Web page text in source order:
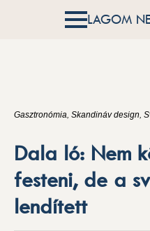
LAGOM
Gasztronómia Skandináv design
Dala ló: Nem
festeni, de a
lendített